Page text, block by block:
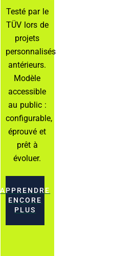
Testé par le
TÜV lors de
projets
personnalisés
antérieurs.
Modèle
accessible
au public :
configurable,
éprouvé et
prêt à
évoluer.
APPRENDRE
ENCORE
PLUS